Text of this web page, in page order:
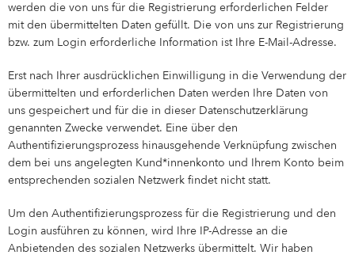
werden die von uns für die Registrierung erforderlichen Felder
mit den übermittelten Daten gefüllt. Die von uns zur Registrierung
bzw. zum Login erforderliche Information ist Ihre E-Mail-Adresse.
Erst nach Ihrer ausdrücklichen Einwilligung in die Verwendung der
übermittelten und erforderlichen Daten werden Ihre Daten von
uns gespeichert und für die in dieser Datenschutzerklärung
genannten Zwecke verwendet. Eine über den
Authentifizierungsprozess hinausgehende Verknüpfung zwischen
dem bei uns angelegten Kund*innenkonto und Ihrem Konto beim
entsprechenden sozialen Netzwerk findet nicht statt.
Um den Authentifizierungsprozess für die Registrierung und den
Login ausführen zu können, wird Ihre IP-Adresse an die
Anbietenden des sozialen Netzwerks übermittelt. Wir haben